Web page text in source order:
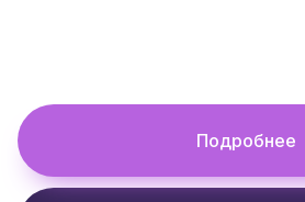
Подробнее